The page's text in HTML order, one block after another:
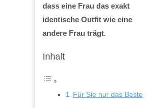
dass eine Frau das exakt
identische Outfit wie eine
andere Frau trägt.
Inhalt
Für Sie nur das Beste